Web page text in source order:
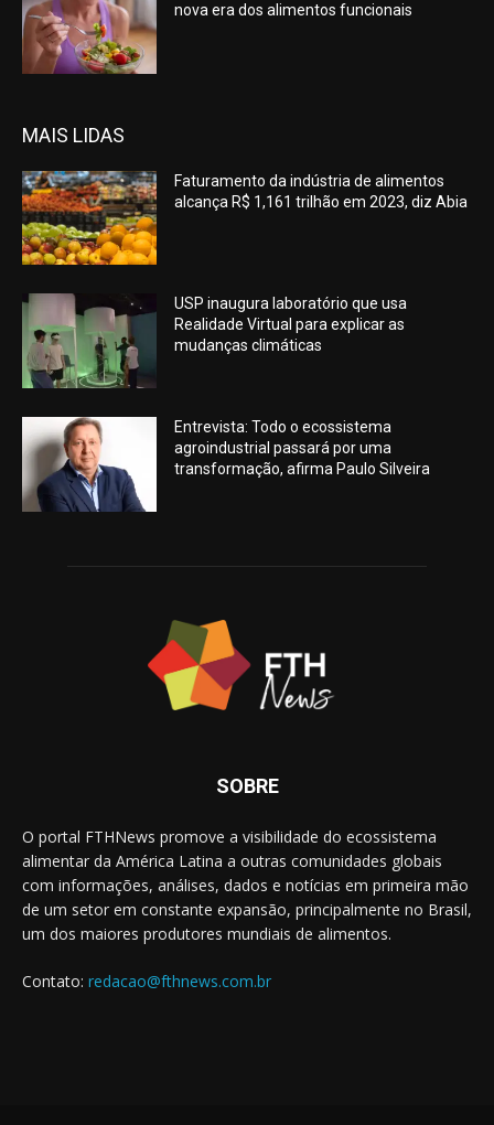
nova era dos alimentos funcionais
MAIS LIDAS
Faturamento da indústria de alimentos
alcança R$ 1,161 trilhão em 2023, diz Abia
USP inaugura laboratório que usa
Realidade Virtual para explicar as
mudanças climáticas
Entrevista: Todo o ecossistema
agroindustrial passará por uma
transformação, afirma Paulo Silveira
SOBRE
O portal FTHNews promove a visibilidade do ecossistema
alimentar da América Latina a outras comunidades globais
com informações, análises, dados e notícias em primeira mão
de um setor em constante expansão, principalmente no Brasil,
um dos maiores produtores mundiais de alimentos.
Contato: redacao@fthnews.com.br